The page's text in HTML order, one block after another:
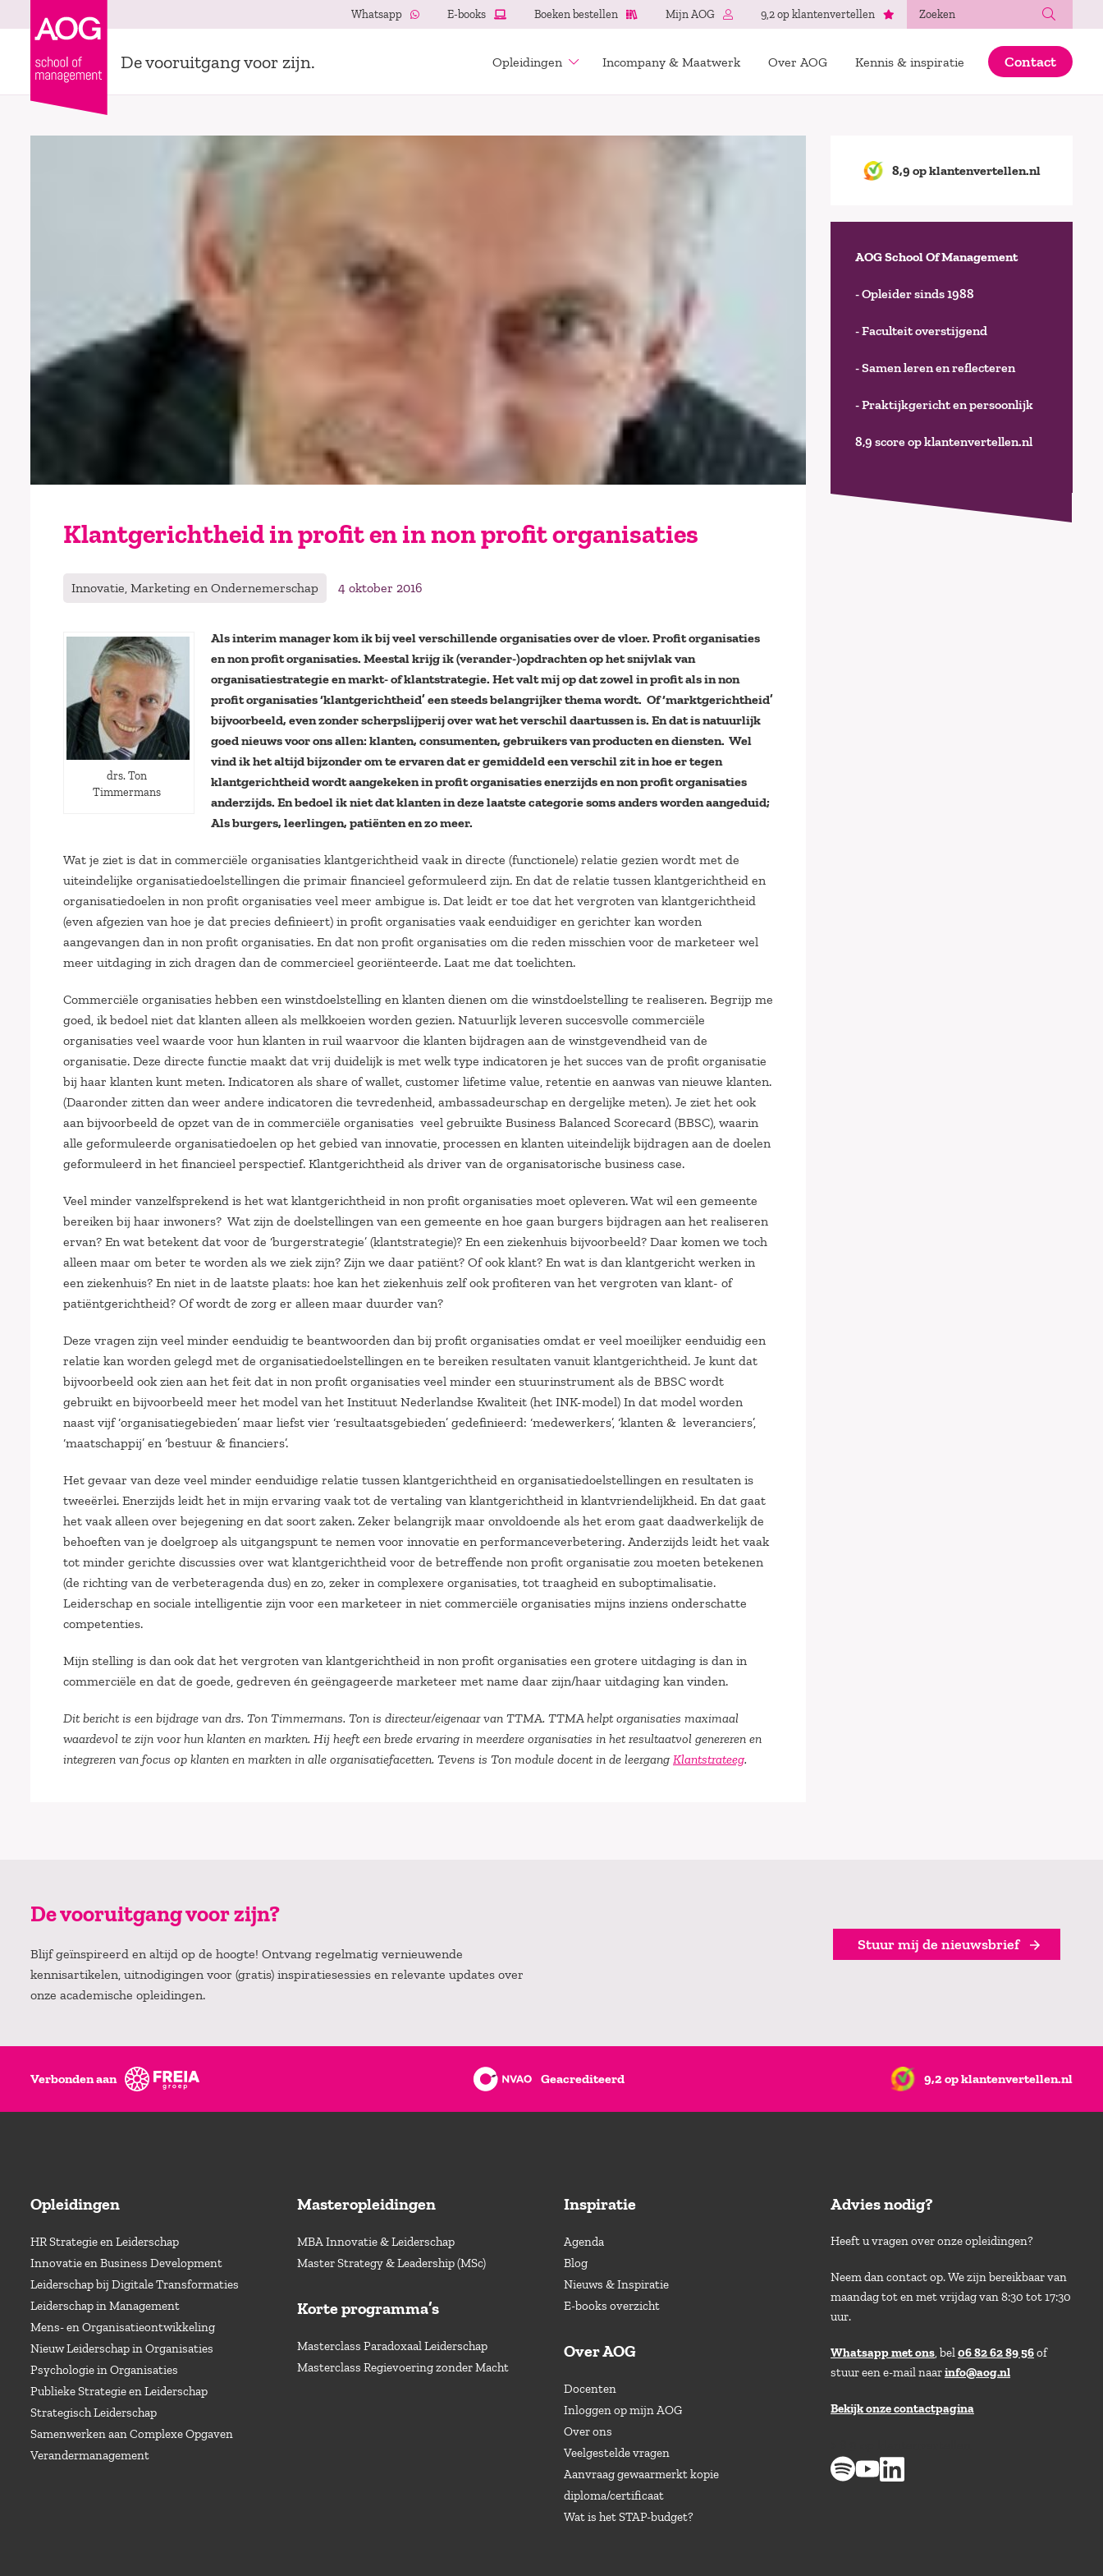
Whatsapp E-books Boeken bestellen Mijn AOG 9,2 op klantenvertellen
De vooruitgang voor zijn. Opleidingen Incompany & Maatwerk Over AOG Kennis & inspiratie Contact
Klantgerichtheid in profit en in non profit organisaties
Innovatie, Marketing en Ondernemerschap 4 oktober 2016
drs. Ton
Timmermans
Als interim manager kom ik bij veel verschillende organisaties over de vloer. Profit organisaties
en non profit organisaties. Meestal krijg ik (verander-)opdrachten op het snijvlak van
organisatiestrategie en markt- of klantstrategie. Het valt mij op dat zowel in profit als in non
profit organisaties ‘klantgerichtheid’ een steeds belangrijker thema wordt. Of ‘marktgerichtheid’
bijvoorbeeld, even zonder scherpslijperij over wat het verschil daartussen is. En dat is natuurlijk
goed nieuws voor ons allen: klanten, consumenten, gebruikers van producten en diensten. Wel
vind ik het altijd bijzonder om te ervaren dat er gemiddeld een verschil zit in hoe er tegen
klantgerichtheid wordt aangekeken in profit organisaties enerzijds en non profit organisaties
anderzijds. En bedoel ik niet dat klanten in deze laatste categorie soms anders worden aangeduid;
Als burgers, leerlingen, patiënten en zo meer.
Wat je ziet is dat in commerciële organisaties klantgerichtheid vaak in directe (functionele) relatie gezien wordt met de
uiteindelijke organisatiedoelstellingen die primair financieel geformuleerd zijn. En dat de relatie tussen klantgerichtheid en
organisatiedoelen in non profit organisaties veel meer ambigue is. Dat leidt er toe dat het vergroten van klantgerichtheid
(even afgezien van hoe je dat precies definieert) in profit organisaties vaak eenduidiger en gerichter kan worden
aangevangen dan in non profit organisaties. En dat non profit organisaties om die reden misschien voor de marketeer wel
meer uitdaging in zich dragen dan de commercieel georiënteerde. Laat me dat toelichten.
Commerciële organisaties hebben een winstdoelstelling en klanten dienen om die winstdoelstelling te realiseren. Begrijp me
goed, ik bedoel niet dat klanten alleen als melkkoeien worden gezien. Natuurlijk leveren succesvolle commerciële
organisaties veel waarde voor hun klanten in ruil waarvoor die klanten bijdragen aan de winstgevendheid van de
organisatie. Deze directe functie maakt dat vrij duidelijk is met welk type indicatoren je het succes van de profit organisatie
bij haar klanten kunt meten. Indicatoren als share of wallet, customer lifetime value, retentie en aanwas van nieuwe klanten.
(Daaronder zitten dan weer andere indicatoren die tevredenheid, ambassadeurschap en dergelijke meten). Je ziet het ook
aan bijvoorbeeld de opzet van de in commerciële organisaties veel gebruikte Business Balanced Scorecard (BBSC), waarin
alle geformuleerde organisatiedoelen op het gebied van innovatie, processen en klanten uiteindelijk bijdragen aan de doelen
geformuleerd in het financieel perspectief. Klantgerichtheid als driver van de organisatorische business case.
Veel minder vanzelfsprekend is het wat klantgerichtheid in non profit organisaties moet opleveren. Wat wil een gemeente
bereiken bij haar inwoners? Wat zijn de doelstellingen van een gemeente en hoe gaan burgers bijdragen aan het realiseren
ervan? En wat betekent dat voor de ‘burgerstrategie’ (klantstrategie)? En een ziekenhuis bijvoorbeeld? Daar komen we toch
alleen maar om beter te worden als we ziek zijn? Zijn we daar patiënt? Of ook klant? En wat is dan klantgericht werken in
een ziekenhuis? En niet in de laatste plaats: hoe kan het ziekenhuis zelf ook profiteren van het vergroten van klant- of
patiëntgerichtheid? Of wordt de zorg er alleen maar duurder van?
Deze vragen zijn veel minder eenduidig te beantwoorden dan bij profit organisaties omdat er veel moeilijker eenduidig een
relatie kan worden gelegd met de organisatiedoelstellingen en te bereiken resultaten vanuit klantgerichtheid. Je kunt dat
bijvoorbeeld ook zien aan het feit dat in non profit organisaties veel minder een stuurinstrument als de BBSC wordt
gebruikt en bijvoorbeeld meer het model van het Instituut Nederlandse Kwaliteit (het INK-model) In dat model worden
naast vijf ‘organisatiegebieden’ maar liefst vier ‘resultaatsgebieden’ gedefinieerd: ‘medewerkers’, ‘klanten & leveranciers’,
‘maatschappij’ en ‘bestuur & financiers’.
Het gevaar van deze veel minder eenduidige relatie tussen klantgerichtheid en organisatiedoelstellingen en resultaten is
tweeërlei. Enerzijds leidt het in mijn ervaring vaak tot de vertaling van klantgerichtheid in klantvriendelijkheid. En dat gaat
het vaak alleen over bejegening en dat soort zaken. Zeker belangrijk maar onvoldoende als het erom gaat daadwerkelijk de
behoeften van je doelgroep als uitgangspunt te nemen voor innovatie en performanceverbetering. Anderzijds leidt het vaak
tot minder gerichte discussies over wat klantgerichtheid voor de betreffende non profit organisatie zou moeten betekenen
(de richting van de verbeteragenda dus) en zo, zeker in complexere organisaties, tot traagheid en suboptimalisatie.
Leiderschap en sociale intelligentie zijn voor een marketeer in niet commerciële organisaties mijns inziens onderschatte
competenties.
Mijn stelling is dan ook dat het vergroten van klantgerichtheid in non profit organisaties een grotere uitdaging is dan in
commerciële en dat de goede, gedreven én geëngageerde marketeer met name daar zijn/haar uitdaging kan vinden.
Dit bericht is een bijdrage van drs. Ton Timmermans. Ton is directeur/eigenaar van TTMA. TTMA helpt organisaties maximaal
waardevol te zijn voor hun klanten en markten. Hij heeft een brede ervaring in meerdere organisaties in het resultaatvol genereren en
integreren van focus op klanten en markten in alle organisatiefacetten. Tevens is Ton module docent in de leergangKlantstrateeg.
8,9 op klantenvertellen.nl
AOG School Of Management
- Opleider sinds 1988
- Faculteit overstijgend
- Samen leren en reflecteren
- Praktijkgericht en persoonlijk
8,9 score op klantenvertellen.nl
De vooruitgang voor zijn?
Blijf geïnspireerd en altijd op de hoogte! Ontvang regelmatig vernieuwende
kennisartikelen, uitnodigingen voor (gratis) inspiratiesessies en relevante updates over
onze academische opleidingen.
Stuur mij de nieuwsbrief
Verbonden aan Geacrediteerd 9,2 op klantenvertellen.nl
Opleidingen
HR Strategie en Leiderschap
Innovatie en Business Development
Leiderschap bij Digitale Transformaties
Leiderschap in Management
Mens- en Organisatieontwikkeling
Nieuw Leiderschap in Organisaties
Psychologie in Organisaties
Publieke Strategie en Leiderschap
Strategisch Leiderschap
Samenwerken aan Complexe Opgaven
Verandermanagement
Masteropleidingen
MBA Innovatie & Leiderschap
Master Strategy & Leadership (MSc)
Korte programma’s
Masterclass Paradoxaal Leiderschap
Masterclass Regievoering zonder Macht
Inspiratie
Agenda
Blog
Nieuws & Inspiratie
E-books overzicht
Over AOG
Docenten
Inloggen op mijn AOG
Over ons
Veelgestelde vragen
Aanvraag gewaarmerkt kopie
diploma/certificaat
Wat is het STAP-budget?
Advies nodig?
Heeft u vragen over onze opleidingen?
Neem dan contact op. We zijn bereikbaar van
maandag tot en met vrijdag van 8:30 tot 17:30
uur.
Whatsapp met ons, bel06 82 62 89 56of
stuur een e-mail naarinfo@aog.nl
Bekijk onze contactpagina